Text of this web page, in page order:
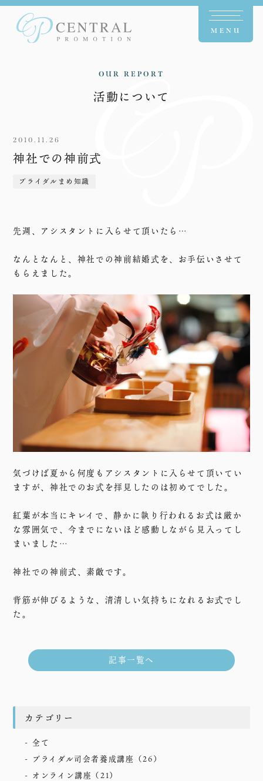
MENU
OUR REPORT
活動について
2010.11.26
神社での神前式
ブライダルまめ知識
先週、アシスタントに入らせて頂いたら…
なんとなんと、神社での神前結婚式を、お手伝いさせて
もらえました。
気づけば夏から何度もアシスタントに入らせて頂いてい
ますが、神社でのお式を拝見したのは初めてでした。
紅葉が本当にキレイで、静かに執り行われるお式は厳か
な雰囲気で、今までにないほど感動しながら見入ってし
まいました…
神社での神前式、素敵です。
背筋が伸びるような、清清しい気持ちになれるお式でし
た。
記事一覧へ
カテゴリー
全て
ブライダル司会者養成講座 （26）
オンライン講座 （21）